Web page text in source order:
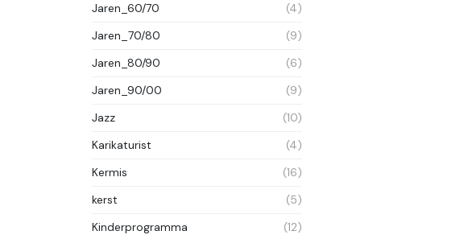
Jaren_60/70
(4)
Jaren_70/80
(9)
Jaren_80/90
(6)
Jaren_90/00
(9)
Jazz
(10)
Karikaturist
(4)
Kermis
(16)
kerst
(5)
Kinderprogramma
(12)